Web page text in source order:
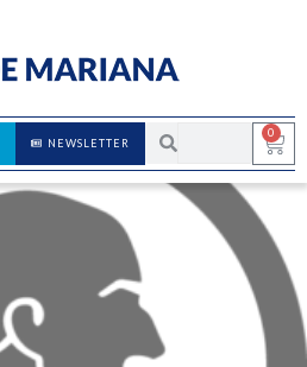
0
NEWSLETTER